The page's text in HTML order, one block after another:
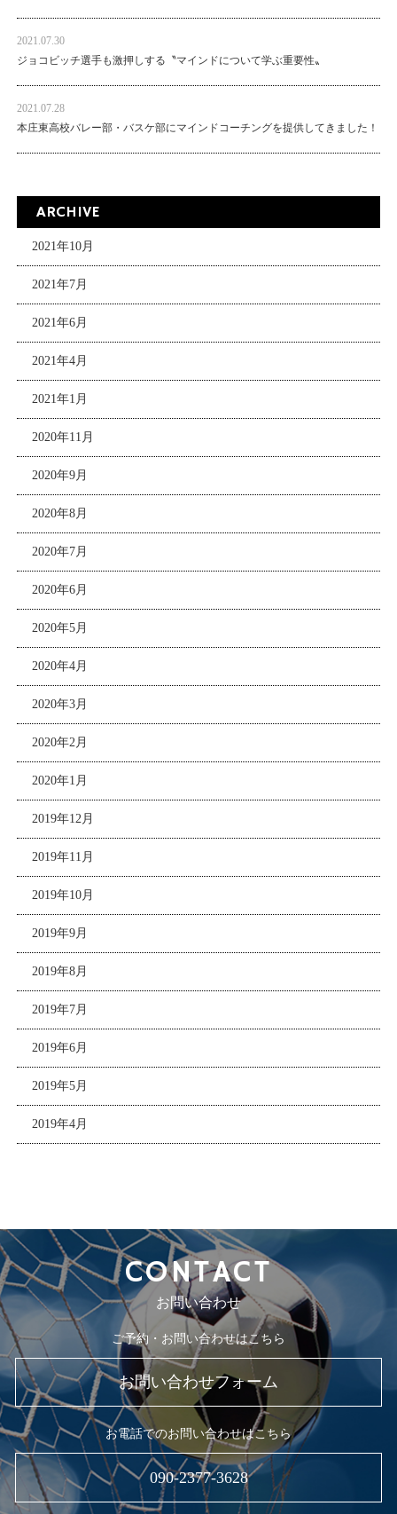
2021.07.30
ジョコビッチ選手も激押しする〝マインドについて学ぶ重要性〟
2021.07.28
本庄東高校バレー部・バスケ部にマインドコーチングを提供してきました！
ARCHIVE
2021年10月
2021年7月
2021年6月
2021年4月
2021年1月
2020年11月
2020年9月
2020年8月
2020年7月
2020年6月
2020年5月
2020年4月
2020年3月
2020年2月
2020年1月
2019年12月
2019年11月
2019年10月
2019年9月
2019年8月
2019年7月
2019年6月
2019年5月
2019年4月
CONTACT
お問い合わせ
ご予約・お問い合わせはこちら
お問い合わせフォーム
お電話でのお問い合わせはこちら
090-2377-3628